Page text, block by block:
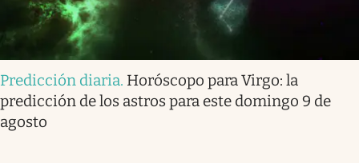
Predicción diaria. Horóscopo para Virgo: la
predicción de los astros para este domingo 9 de
agosto